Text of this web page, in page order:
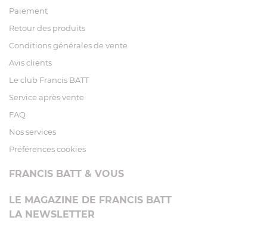
Paiement
Retour des produits
Conditions générales de vente
Avis clients
Le club Francis BATT
Service après vente
FAQ
Nos services
Préférences cookies
FRANCIS BATT & VOUS
LE MAGAZINE DE FRANCIS BATT
LA NEWSLETTER